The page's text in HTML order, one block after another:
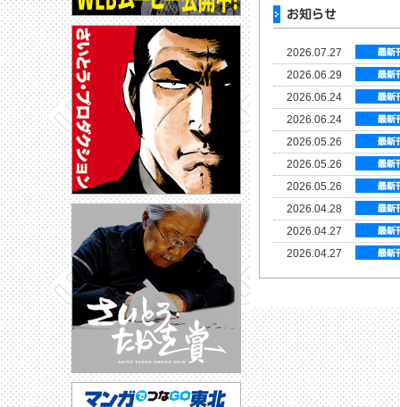
2026.07.27
2026.06.29
2026.06.24
2026.06.24
2026.05.26
2026.05.26
2026.05.26
2026.04.28
2026.04.27
2026.04.27